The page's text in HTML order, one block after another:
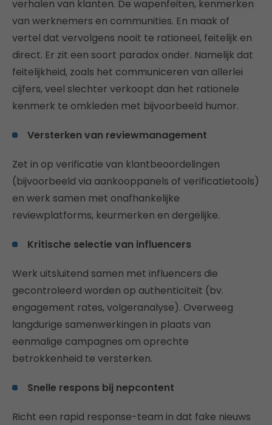
verhalen van klanten. De wapenfeiten, kenmerken
van werknemers en communities. En maak of
vertel dat vervolgens nooit te rationeel, feitelijk en
direct. Er zit een soort paradox onder. Namelijk dat
feitelijkheid, zoals het communiceren van allerlei
cijfers, veel slechter verkoopt dan het rationele
kenmerk te omkleden met bijvoorbeeld humor.
Versterken van reviewmanagement
Zet in op verificatie van klantbeoordelingen
(bijvoorbeeld via aankooppanels of verificatietools)
en werk samen met onafhankelijke
reviewplatforms, keurmerken en dergelijke.
Kritische selectie van influencers
Werk uitsluitend samen met influencers die
gecontroleerd worden op authenticiteit (bv.
engagement rates, volgeranalyse). Overweeg
langdurige samenwerkingen in plaats van
eenmalige campagnes om oprechte
betrokkenheid te versterken.
Snelle respons bij nepcontent
Richt een rapid response-team in dat fake nieuws